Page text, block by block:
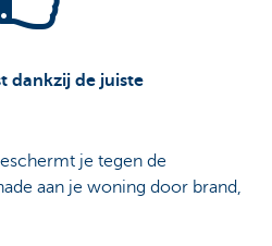
dankzij de juiste
je tegen de
aan je woning door brand,